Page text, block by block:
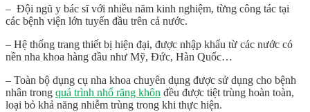
– Đội ngũ y bác sĩ với nhiều năm kinh nghiệm, từng công tác tại
các bệnh viện lớn tuyến đầu trên cả nước.
– Hệ thống trang thiết bị hiện đại, được nhập khẩu từ các nước có
nền nha khoa hàng đầu như Mỹ, Đức, Hàn Quốc…
– Toàn bộ dụng cụ nha khoa chuyên dụng được sử dụng cho bệnh
nhân trong quá trình nhổ răng khôn đều được tiệt trùng hoàn toàn,
loại bỏ khả năng nhiễm trùng trong khi thực hiện.